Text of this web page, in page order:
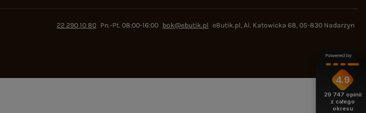
22 290 10 80 Pn.-Pt. 08:00-16:00 bok@ebutik.pl eButik.pl,Al. Katowicka 68,05-830 Nadarzyn
4.9
29 747 opinii
z całego
okresu